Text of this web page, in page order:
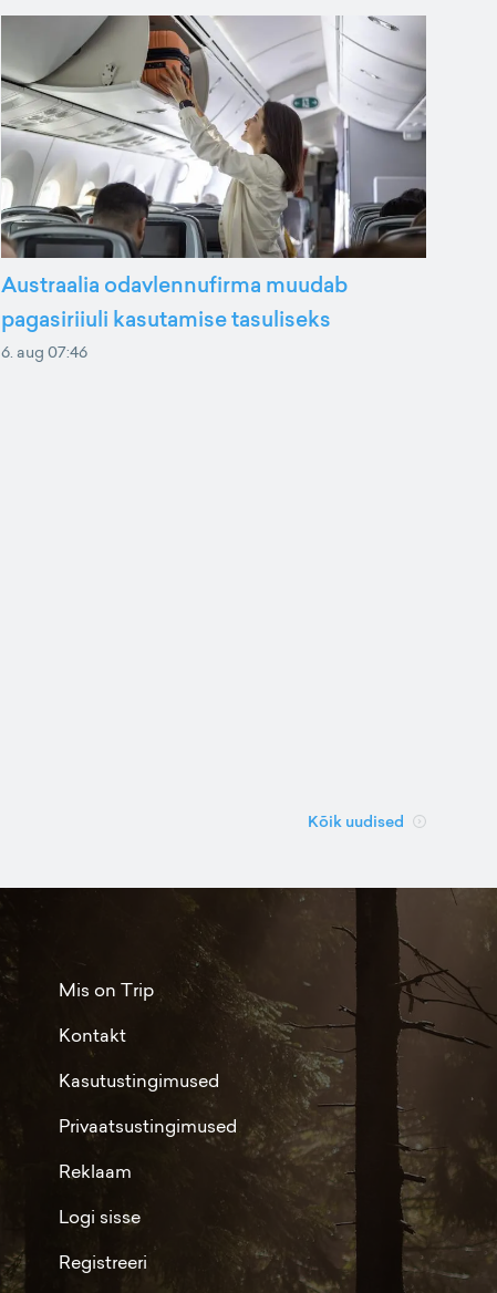
Austraalia odavlennufirma muudab
pagasiriiuli kasutamise tasuliseks
6. aug 07:46
Kõik uudised
Mis on Trip
Kontakt
Kasutustingimused
Privaatsustingimused
Reklaam
Logi sisse
Registreeri